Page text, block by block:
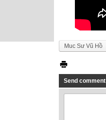
Muc Sư Vũ Hồ
Send comment